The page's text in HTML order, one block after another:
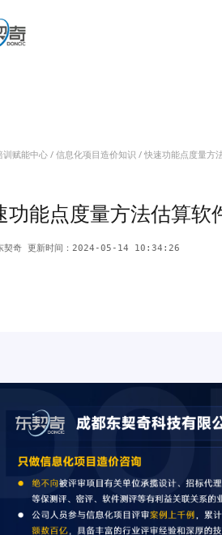
用分析软件造价培训信息系统审计培训软件工程造价题库信
训赋能中心 / 信息化项目造价知识 / 快速功能点度量方
功能点度量方法估算软
契奇 更新时间：2024-05-14 10:34:26